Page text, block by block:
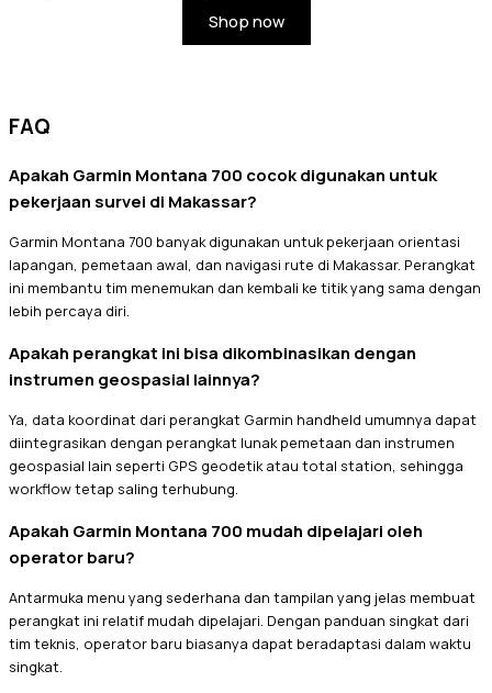
Shop now
FAQ
Apakah Garmin Montana 700 cocok digunakan untuk
pekerjaan survei di Makassar?
Garmin Montana 700 banyak digunakan untuk pekerjaan orientasi
lapangan, pemetaan awal, dan navigasi rute di Makassar. Perangkat
ini membantu tim menemukan dan kembali ke titik yang sama dengan
lebih percaya diri.
Apakah perangkat ini bisa dikombinasikan dengan
instrumen geospasial lainnya?
Ya, data koordinat dari perangkat Garmin handheld umumnya dapat
diintegrasikan dengan perangkat lunak pemetaan dan instrumen
geospasial lain seperti GPS geodetik atau total station, sehingga
workflow tetap saling terhubung.
Apakah Garmin Montana 700 mudah dipelajari oleh
operator baru?
Antarmuka menu yang sederhana dan tampilan yang jelas membuat
perangkat ini relatif mudah dipelajari. Dengan panduan singkat dari
tim teknis, operator baru biasanya dapat beradaptasi dalam waktu
singkat.